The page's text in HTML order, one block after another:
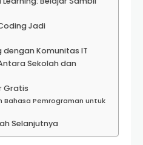
Jadi
Komunitas IT
Sekolah dan
Gratis
Bahasa Pemrograman untuk
Selanjutnya